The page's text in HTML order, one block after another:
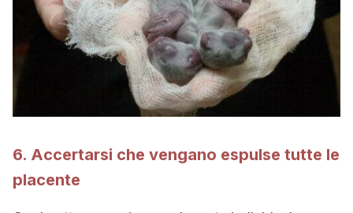
6. Accertarsi che vengano espulse tutte le
placente